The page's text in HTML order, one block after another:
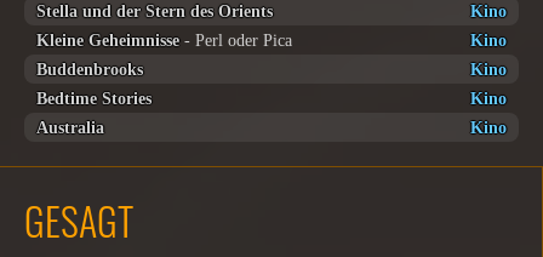
Stella und der Stern des Orients
Kino
Kleine Geheimnisse- Perl oder Pica
Kino
Buddenbrooks
Kino
Bedtime Stories
Kino
Australia
Kino
GESAGT